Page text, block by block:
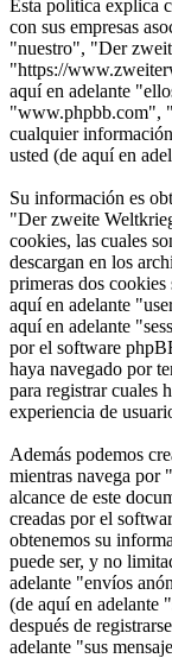
Esta política explica
con sus empresas
"nuestro", "Der
"https://
aquí en adelante
"www.phpbb.com",
cualquier
usted (de aquí en
Su información es
"Der zweite
cookies, las cuales
descargan en los
primeras dos
aquí en adelante
aquí en adelante
por el software
haya navegado por
para registrar cuales
experiencia de
Además podemos
mientras navega por
alcance de este
creadas por el
obtenemos su
puede ser, y no
adelante "envíos
(de aquí en adelante
después de
adelante "sus